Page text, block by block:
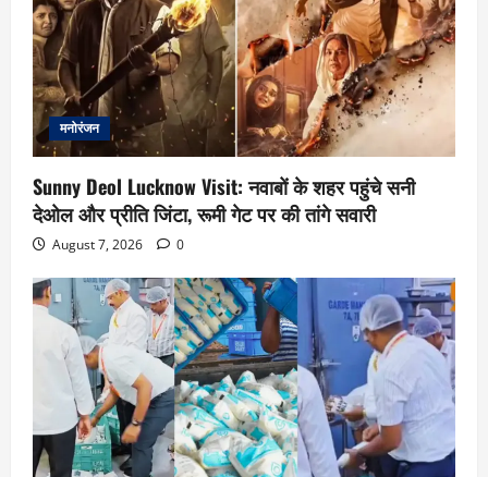
मनोरंजन
Sunny Deol Lucknow Visit: नवाबों के शहर पहुंचे सनी
देओल और प्रीति जिंटा, रूमी गेट पर की तांगे सवारी
August 7, 2026 0